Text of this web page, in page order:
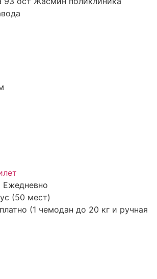
Ежедневно
(50 мест)
(1 чемодан до 20 кг и ручная